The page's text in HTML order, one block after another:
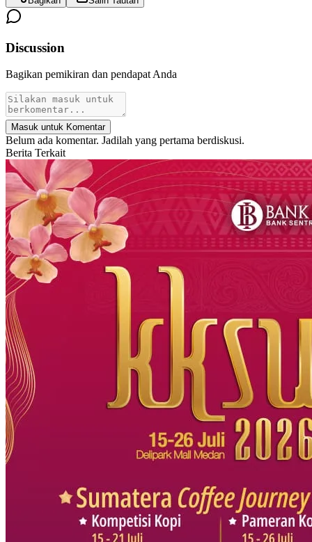
Discussion
Bagikan pemikiran dan pendapat Anda
Masuk untuk Komentar
Belum ada komentar. Jadilah yang pertama berdiskusi.
Berita Terkait